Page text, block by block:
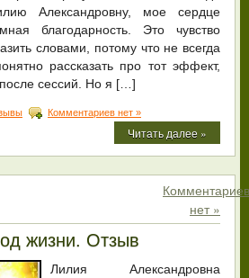
Александровну, мое сердце
благодарность. Это чувство
словами, потому что не всегда
рассказать про тот эффект,
сессий. Но я […]
Комментариев нет »
Читать далее »
Комментариев
нет »
жизни. Отзыв
Лилия Александровна